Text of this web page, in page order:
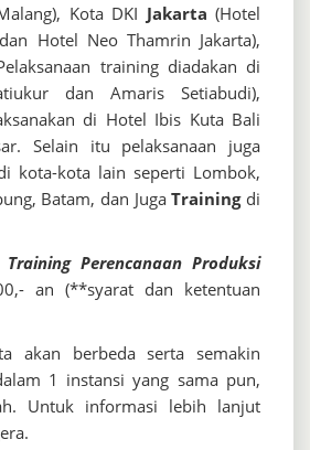
Kota DKI Jakarta (Hotel
Hotel Neo Thamrin Jakarta),
training diadakan di
dan Amaris Setiabudi),
di Hotel Ibis Kuta Bali
Selain itu pelaksanaan juga
kota-kota lain seperti Lombok,
Batam, dan JugaTrainingdi
Training Perencanaan Produksi
an (**syarat dan ketentuan
akan berbeda serta semakin
1 instansi yang sama pun,
Untuk informasi lebih lanjut